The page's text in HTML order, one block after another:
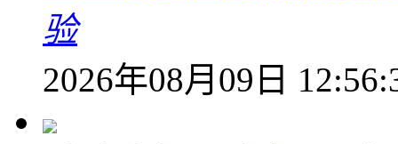
验
2026年08月09日